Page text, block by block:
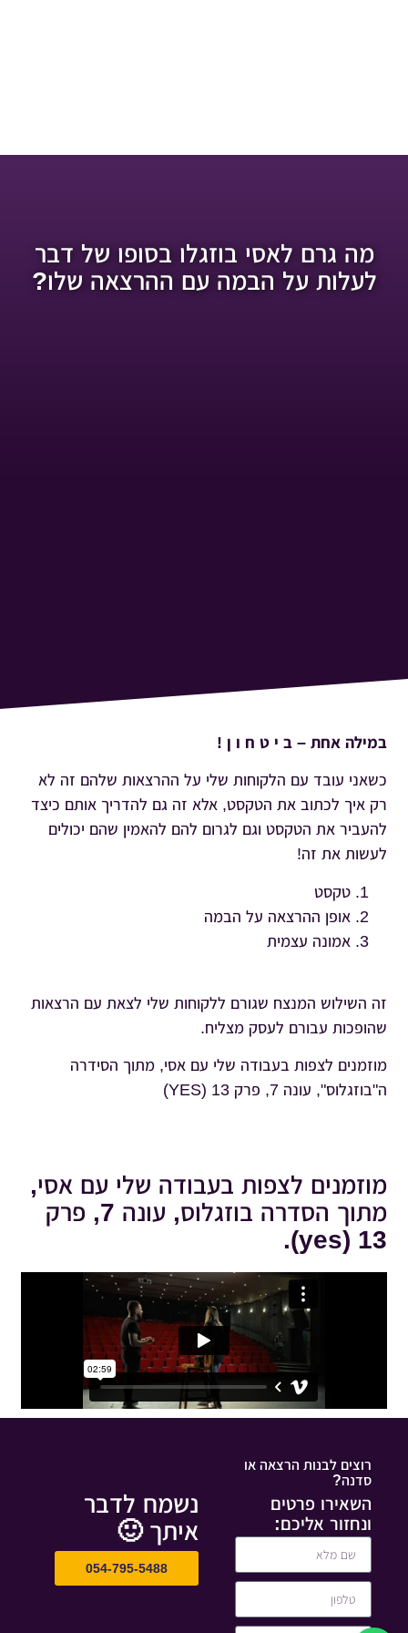
מה גרם לאסי בוזגלו בסופו של דבר
לעלות על הבמה עם ההרצאה שלו?
במילה אחת – ב י ט ח ו ן !
כשאני עובד עם הלקוחות שלי על ההרצאות שלהם זה לא
רק איך לכתוב את הטקסט, אלא זה גם להדריך אותם כיצד
להעביר את הטקסט וגם לגרום להם להאמין שהם יכולים
לעשות את זה!
טקסט
אופן ההרצאה על הבמה
אמונה עצמית
זה השילוש המנצח שגורם ללקוחות שלי לצאת עם הרצאות
שהופכות עבורם לעסק מצליח.
מוזמנים לצפות בעבודה שלי עם אסי, מתוך הסידרה
ה"בוזגלוס", עונה 7, פרק 13 (YES)
מוזמנים לצפות בעבודה שלי עם אסי,
מתוך הסדרה בוזגלוס, עונה 7, פרק
13 (yes).
רוצים לבנות הרצאה או
סדנה?
השאירו פרטים
ונחזור אליכם:
נשמח לדבר
איתך 🙂
054-795-5488